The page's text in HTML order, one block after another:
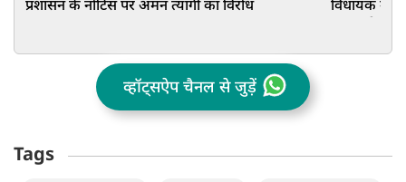
प्रशासन के नोटिस पर अमन त्यागी का विरोध
विधायक
व्हॉट्सऐप चैनल से जुड़ें
Tags